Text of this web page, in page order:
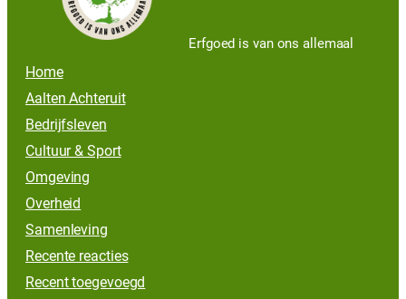
Erfgoed is van ons allemaal
Home
Aalten Achteruit
Bedrijfsleven
Cultuur & Sport
Omgeving
Overheid
Samenleving
Recente reacties
Recent toegevoegd